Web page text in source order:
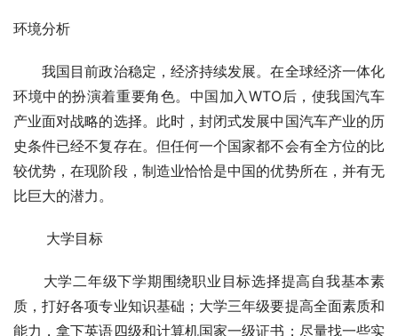
环境分析
我国目前政治稳定，经济持续发展。在全球经济一体化
环境中的扮演着重要角色。中国加入WTO后，使我国汽车
产业面对战略的选择。此时，封闭式发展中国汽车产业的历
史条件已经不复存在。但任何一个国家都不会有全方位的比
较优势，在现阶段，制造业恰恰是中国的优势所在，并有无
比巨大的潜力。
大学目标
大学二年级下学期围绕职业目标选择提高自我基本素
质，打好各项专业知识基础；大学三年级要提高全面素质和
能力，拿下英语四级和计算机国家一级证书；尽量找一些实